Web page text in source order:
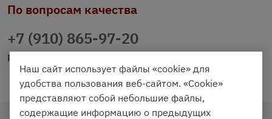
По вопросам качества
+7 (910) 865-97-20
prazdnichniy40@palmi.ru
Наш сайт использует файлы «cookie» для
удобства пользования веб-сайтом. «Cookie»
представляют собой небольшие файлы,
содержащие информацию о предыдущих